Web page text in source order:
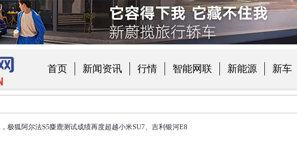
首页 新闻资讯 行情 智能网联 新能源 新车
极狐阿尔法S5麋鹿测试成绩再度超越小米SU7、吉利银河E8